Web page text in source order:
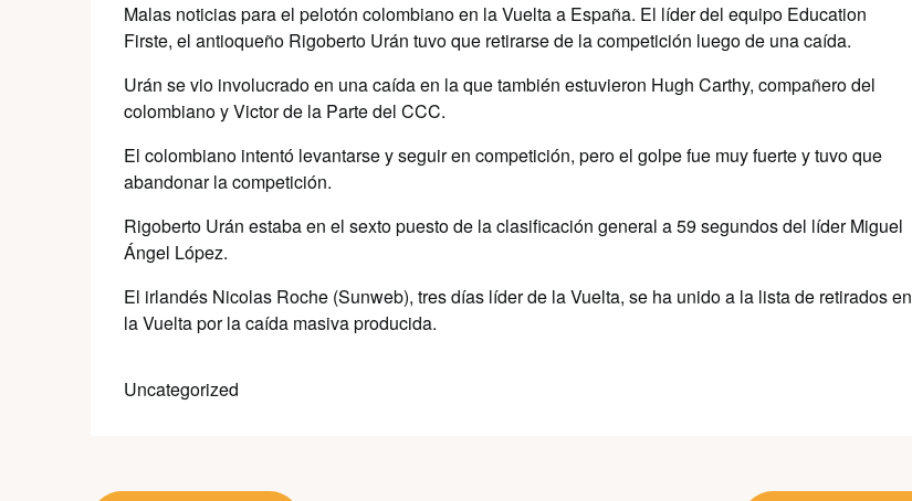
Malas noticias para el pelotón colombiano en la Vuelta a España. El líder del equipo Education
Firste, el antioqueño Rigoberto Urán tuvo que retirarse de la competición luego de una caída.
Urán se vio involucrado en una caída en la que también estuvieron Hugh Carthy, compañero del
colombiano y Victor de la Parte del CCC.
El colombiano intentó levantarse y seguir en competición, pero el golpe fue muy fuerte y tuvo que
abandonar la competición.
Rigoberto Urán estaba en el sexto puesto de la clasificación general a 59 segundos del líder Miguel
Ángel López.
El irlandés Nicolas Roche (Sunweb), tres días líder de la Vuelta, se ha unido a la lista de retirados en
la Vuelta por la caída masiva producida.
Uncategorized